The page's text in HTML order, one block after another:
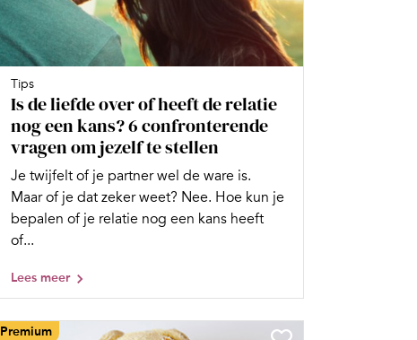
Tips
Is de liefde over of heeft de relatie
nog een kans? 6 confronterende
vragen om jezelf te stellen
Je twijfelt of je partner wel de ware is.
Maar of je dat zeker weet? Nee. Hoe kun je
bepalen of je relatie nog een kans heeft
of...
Lees meer
Premium